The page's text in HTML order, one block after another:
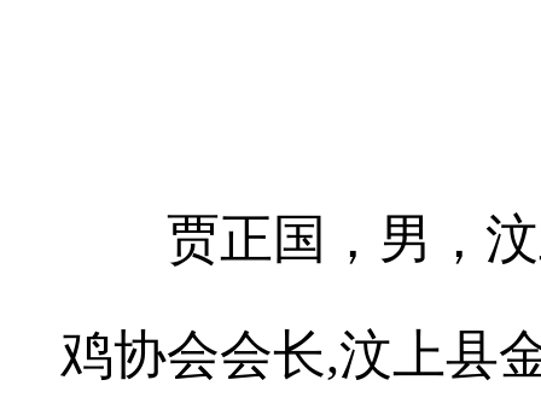
贾正国，男，汶
鸡协会会长,汶上县